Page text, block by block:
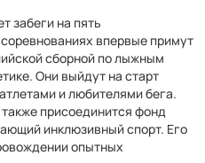
забеги на пять
впервые примут
сборной по лыжным
Они выйдут на старт
и любителями бега.
присоединится фонд
инклюзивный спорт. Его
опытных